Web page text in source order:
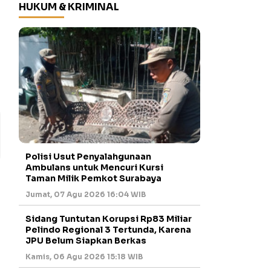
HUKUM & KRIMINAL
Polisi Usut Penyalahgunaan
Ambulans untuk Mencuri Kursi
Taman Milik Pemkot Surabaya
Jumat, 07 Agu 2026 16:04 WIB
Sidang Tuntutan Korupsi Rp83 Miliar
Pelindo Regional 3 Tertunda, Karena
JPU Belum Siapkan Berkas
Kamis, 06 Agu 2026 15:18 WIB